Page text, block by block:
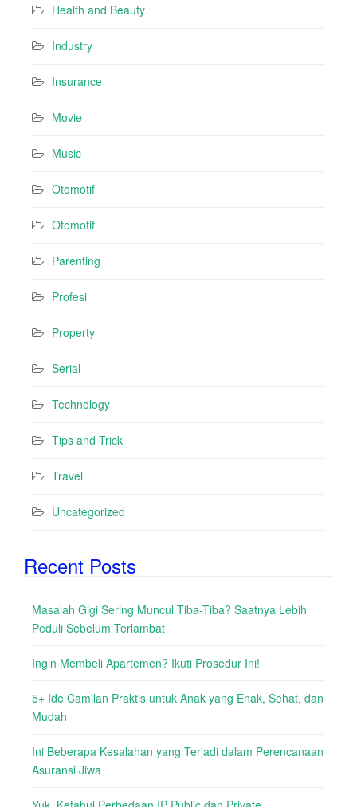
Health and Beauty
Industry
Insurance
Movie
Music
Otomotif
Otomotif
Parenting
Profesi
Property
Serial
Technology
Tips and Trick
Travel
Uncategorized
Recent Posts
Masalah Gigi Sering Muncul Tiba-Tiba? Saatnya Lebih
Peduli Sebelum Terlambat
Ingin Membeli Apartemen? Ikuti Prosedur Ini!
5+ Ide Camilan Praktis untuk Anak yang Enak, Sehat, dan
Mudah
Ini Beberapa Kesalahan yang Terjadi dalam Perencanaan
Asuransi Jiwa